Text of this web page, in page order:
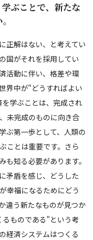
ぶことで、新たな
正解はない、と考えてい
国がそれを採用してい
活動に伴い、格差や環
界中が"どうすればよい
学ぶことは、完成され
未完成のものに向き合
ぶ第一歩として、人類の
ことは重要です。さら
も知る必要があります。
矛盾を感じ、どうした
幸福になるためにどう
違う新たなものが見つか
ものである"という考
経済システムはつくる